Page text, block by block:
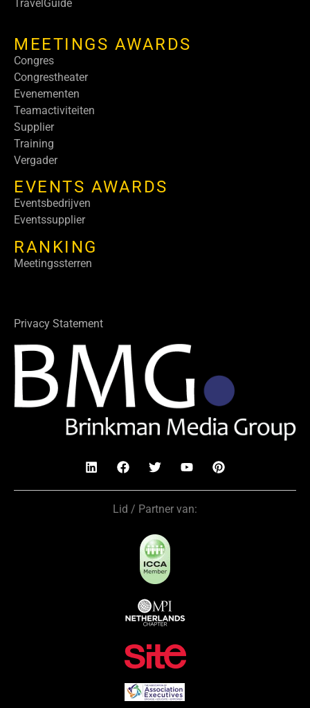
TravelGuide
MEETINGS AWARDS
Congres
Congrestheater
Evenementen
Teamactiviteiten
Supplier
Training
Vergader
EVENTS AWARDS
Eventsbedrijven
Eventssupplier
RANKING
Meetingssterren
Privacy Statement
Lid / Partner van: